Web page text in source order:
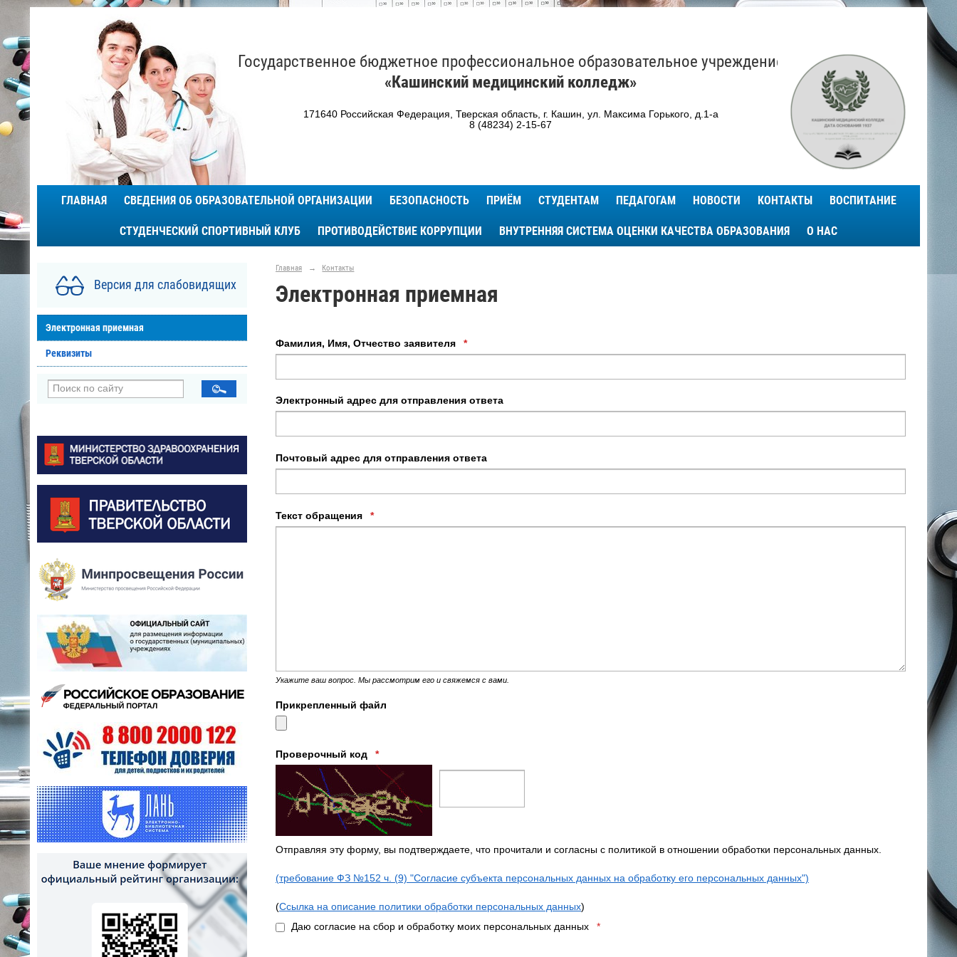
Государственное бюджетное профессиональное образовательное учреждение
«Кашинский медицинский колледж»
171640 Российская Федерация, Тверская область, г. Кашин, ул. Максима Горького, д.1-а
8 (48234) 2-15-67
ГЛАВНАЯ СВЕДЕНИЯ ОБ ОБРАЗОВАТЕЛЬНОЙ ОРГАНИЗАЦИИ БЕЗОПАСНОСТЬ ПРИЁМ СТУДЕНТАМ ПЕДАГОГАМ НОВОСТИ КОНТАКТЫ ВОСПИТАНИЕ
СТУДЕНЧЕСКИЙ СПОРТИВНЫЙ КЛУБ ПРОТИВОДЕЙСТВИЕ КОРРУПЦИИ ВНУТРЕННЯЯ СИСТЕМА ОЦЕНКИ КАЧЕСТВА ОБРАЗОВАНИЯ О НАС
Версия для слабовидящих
Электронная приемная
Реквизиты
Главная → Контакты
Электронная приемная
Фамилия, Имя, Отчество заявителя *
Электронный адрес для отправления ответа
Почтовый адрес для отправления ответа
Текст обращения *
Укажите ваш вопрос. Мы рассмотрим его и свяжемся с вами.
Прикрепленный файл
Проверочный код *
Отправляя эту форму, вы подтверждаете, что прочитали и согласны с политикой в отношении обработки персональных данных.
(требование ФЗ №152 ч. (9) "Согласие субъекта персональных данных на обработку его персональных данных")
(Ссылка на описание политики обработки персональных данных)
Даю согласие на сбор и обработку моих персональных данных
*